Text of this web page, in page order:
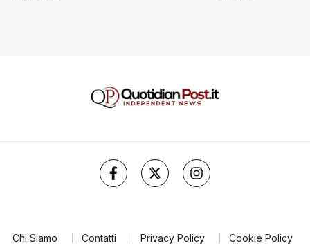
Chi Siamo Contatti Privacy Policy
Cookie Policy